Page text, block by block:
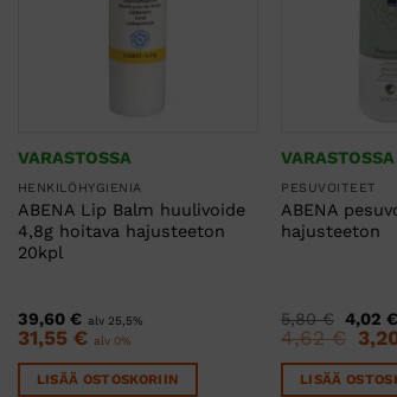
VARASTOSSA
HENKILÖHYGIENIA
ABENA Lip Balm huulivoide
4,8g hoitava hajusteeton
20kpl
39,60 € alv 25,5%
31,55 € alv 0%
LISÄÄ OSTOSKORIIN
VARASTOSSA
PESUVOITEET
ABENA
hajusteeton
5,80€
hinta
oli:
5,80
4,02€
4,62€
hinta
oli:
LISÄÄ